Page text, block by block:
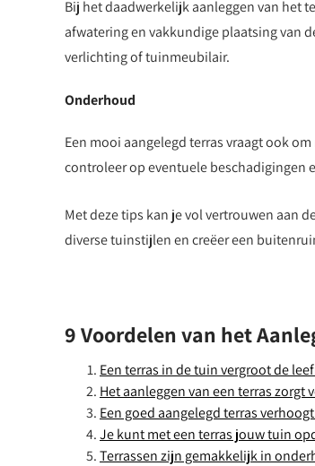
Bij het daadwerkelijk aanleggen van het
afwatering en vakkundige plaatsing van
verlichting of tuinmeubilair.
Onderhoud
Een mooi aangelegd terras vraagt ook
controleer op eventuele beschadigingen
Met deze tips kan je vol vertrouwen aan
diverse tuinstijlen en creëer een
9 Voordelen van het
Een terras in de tuin vergroot de
Het aanleggen van een terras
Een goed aangelegd terras
Je kunt met een terras jouw tuin
Terrassen zijn gemakkelijk in